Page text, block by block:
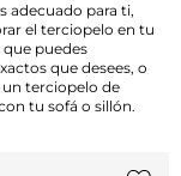
adecuado para ti,
el terciopelo en tu
puedes
que desees, o
terciopelo de
tu sofá o sillón.